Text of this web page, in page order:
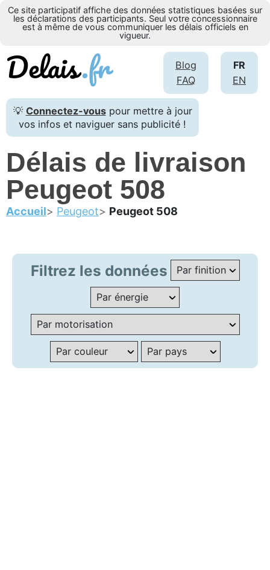
Ce site participatif affiche des données statistiques basées sur
les déclarations des participants. Seul votre concessionnaire
est à même de vous communiquer les délais officiels en
vigueur.
FR
EN
Blog
FAQ
💡 Connectez-vouspour mettre à jour
vos infos et naviguer sans publicité !
Délais de livraison
Peugeot 508
Accueil Peugeot Peugeot 508
Filtrez les données